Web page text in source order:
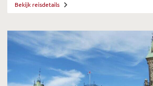
Bekijk reisdetails